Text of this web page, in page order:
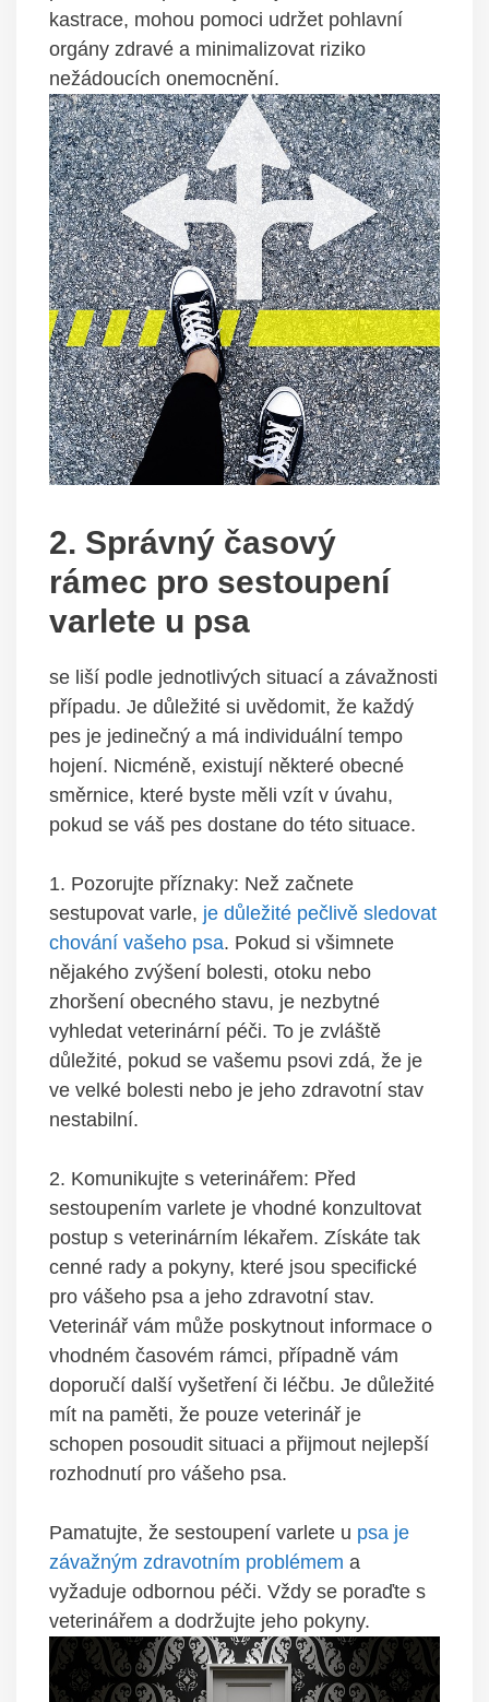
⁤kastrace,‌ mohou pomoci‌ udržet pohlavní
orgány zdravé a minimalizovat riziko
nežádoucích onemocnění.
2.‌ Správný časový
rámec⁤ pro sestoupení
varlete u psa
se liší podle jednotlivých⁤ situací​ a závažnosti
případu. Je ⁣důležité si uvědomit,⁢ že každý
pes je jedinečný⁣ a má individuální ⁢tempo
⁤hojení. Nicméně, existují některé obecné
směrnice,⁣ které byste měli⁢ vzít v ⁣úvahu,
⁢pokud​ se váš pes dostane do této situace.
1. Pozorujte příznaky: Než ⁢začnete
sestupovat varle, je důležité pečlivě sledovat
chování ⁤vašeho psa. ‍Pokud si všimnete
nějakého zvýšení⁢ bolesti, otoku nebo
zhoršení obecného‌ stavu, je nezbytné
vyhledat ​veterinární péči. To je zvláště
důležité, pokud se⁢ vašemu psovi ‌zdá, že je
ve ⁢velké bolesti nebo ​je jeho zdravotní stav
nestabilní.
2. Komunikujte s veterinářem: Před​
sestoupením ‌varlete je vhodné ⁤konzultovat
postup⁤ s veterinárním ‍lékařem. Získáte tak
cenné⁣ rady⁤ a pokyny, ‍které jsou specifické
pro vášeho psa a jeho zdravotní ​stav.
Veterinář vám může poskytnout ⁣informace o
⁣vhodném ‌časovém rámci, ⁢případně vám
doporučí další vyšetření ​či léčbu. Je důležité
mít​ na paměti,⁢ že pouze⁢ veterinář je
schopen posoudit situaci a přijmout nejlepší
‍rozhodnutí pro vášeho psa.
Pamatujte, že sestoupení varlete u psa je
závažným zdravotním problémem a​
vyžaduje odbornou péči. Vždy se poraďte s
veterinářem a dodržujte jeho pokyny.